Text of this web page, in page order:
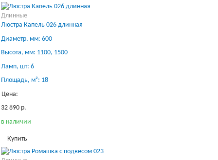
Длинные
Люстра Капель 026 длинная
Диаметр, мм: 600
Высота, мм: 1100, 1500
Ламп, шт: 6
Площадь, м²: 18
Цена:
32 890 р.
в наличии
Купить